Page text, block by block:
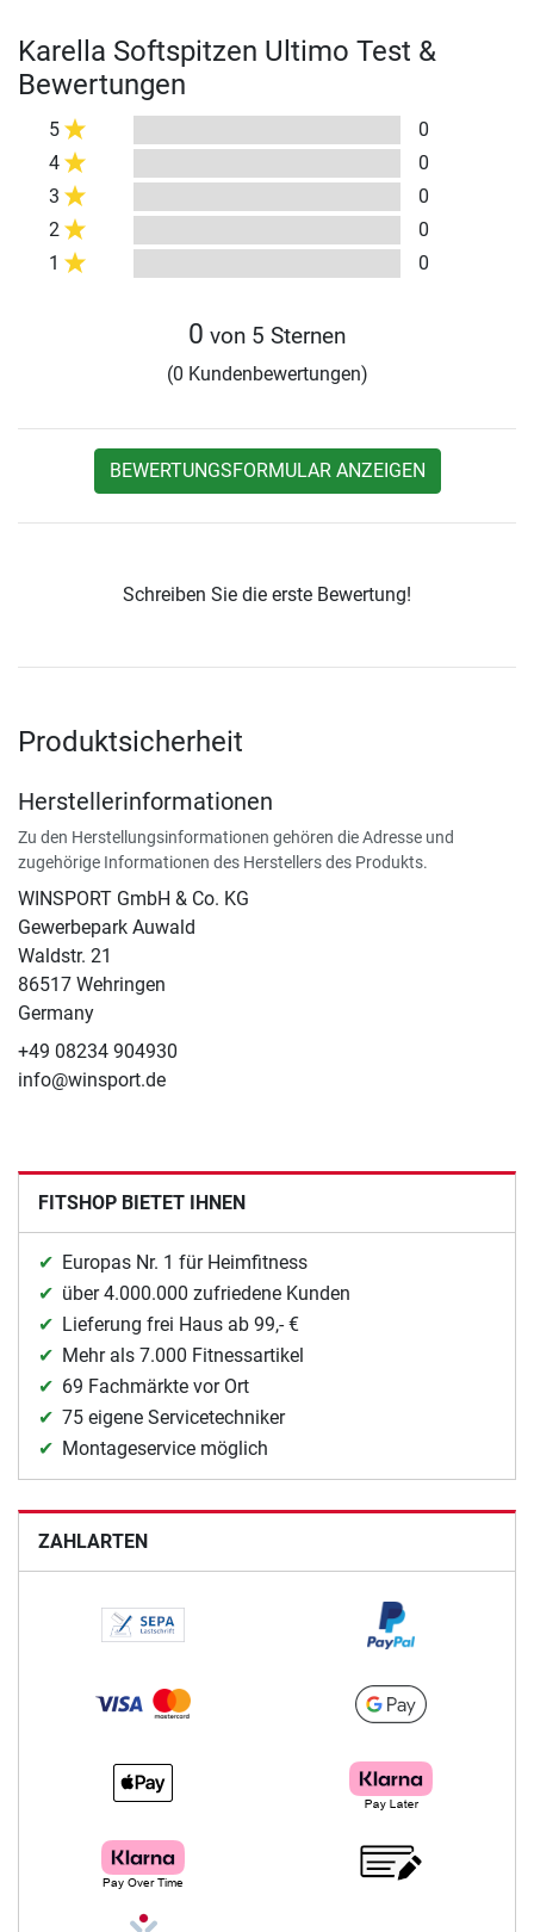
Karella Softspitzen Ultimo Test &
Bewertungen
5
0
4
0
3
0
2
0
1
0
0 von 5 Sternen
(0 Kundenbewertungen)
BEWERTUNGSFORMULAR ANZEIGEN
Schreiben Sie die erste Bewertung!
Produktsicherheit
Herstellerinformationen
Zu den Herstellungsinformationen gehören die Adresse und
zugehörige Informationen des Herstellers des Produkts.
WINSPORT GmbH & Co. KG
Gewerbepark Auwald
Waldstr. 21
86517 Wehringen
Germany
+49 08234 904930
info@winsport.de
FITSHOP BIETET IHNEN
Europas Nr. 1 für Heimfitness
über 4.000.000 zufriedene Kunden
Lieferung frei Haus ab 99,- €
Mehr als 7.000 Fitnessartikel
69 Fachmärkte vor Ort
75 eigene Servicetechniker
Montageservice möglich
ZAHLARTEN